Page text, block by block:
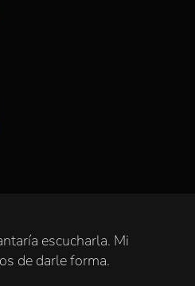
escucharla. Mi
de darle forma.